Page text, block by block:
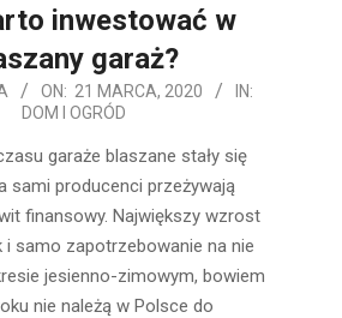
inwestować w
garaż?
ON: 21 MARCA, 2020
IN:
DOM I OGRÓD
garaże blaszane stały się
sami producenci przeżywają
finansowy. Największy wzrost
i samo zapotrzebowanie na nie
jesienno-zimowym, bowiem
nie należą w Polsce do